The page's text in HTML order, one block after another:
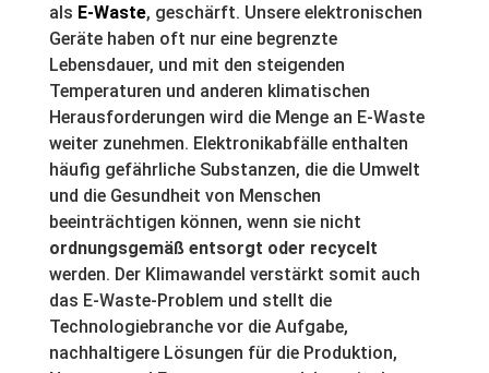
als E-Waste, geschärft. Unsere elektronischen
Geräte haben oft nur eine begrenzte
Lebensdauer, und mit den steigenden
Temperaturen und anderen klimatischen
Herausforderungen wird die Menge an E-Waste
weiter zunehmen. Elektronikabfälle enthalten
häufig gefährliche Substanzen, die die Umwelt
und die Gesundheit von Menschen
beeinträchtigen können, wenn sie nicht
ordnungsgemäß entsorgt oder recycelt
werden. Der Klimawandel verstärkt somit auch
das E-Waste-Problem und stellt die
Technologiebranche vor die Aufgabe,
nachhaltigere Lösungen für die Produktion,